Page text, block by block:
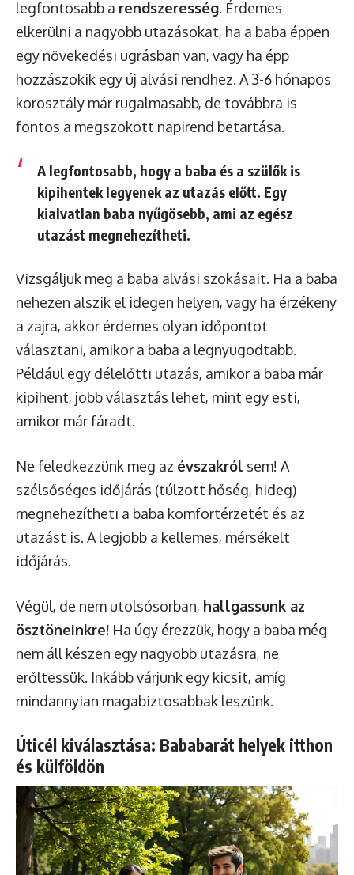
legfontosabb a rendszeresség. Érdemes
elkerülni a nagyobb utazásokat, ha a baba éppen
egy növekedési ugrásban van, vagy ha épp
hozzászokik egy új alvási rendhez. A 3-6 hónapos
korosztály már rugalmasabb, de továbbra is
fontos a megszokott napirend betartása.
A legfontosabb, hogy a baba és a szülők is
kipihentek legyenek az utazás előtt. Egy
kialvatlan baba nyűgösebb, ami az egész
utazást megnehezítheti.
Vizsgáljuk meg a baba alvási szokásait. Ha a baba
nehezen alszik el idegen helyen, vagy ha érzékeny
a zajra, akkor érdemes olyan időpontot
választani, amikor a baba a legnyugodtabb.
Például egy délelőtti utazás, amikor a baba már
kipihent, jobb választás lehet, mint egy esti,
amikor már fáradt.
Ne feledkezzünk meg az évszakról sem! A
szélsőséges időjárás (túlzott hőség, hideg)
megnehezítheti a baba komfortérzetét és az
utazást is. A legjobb a kellemes, mérsékelt
időjárás.
Végül, de nem utolsósorban, hallgassunk az
ösztöneinkre! Ha úgy érezzük, hogy a baba még
nem áll készen egy nagyobb utazásra, ne
erőltessük. Inkább várjunk egy kicsit, amíg
mindannyian magabiztosabbak leszünk.
Úticél kiválasztása: Bababarát helyek itthon
és külföldön